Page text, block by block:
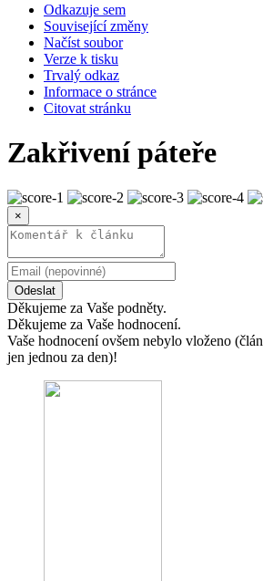
Odkazuje sem
Související změny
Načíst soubor
Verze k tisku
Trvalý odkaz
Informace o stránce
Citovat stránku
Zakřivení páteře
×
Odeslat
Děkujeme za Vaše podněty.
Děkujeme za Vaše hodnocení.
Vaše hodnocení ovšem nebylo vloženo
jen jednou za den)!